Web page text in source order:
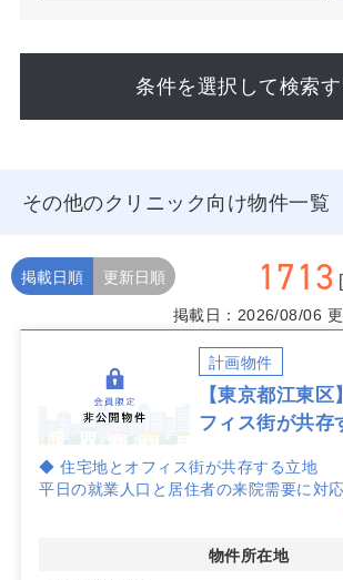
条件を選択して検索す
その他のクリニック向け物件一覧
1713
掲載日順 更新日順
掲載日：2026/08/06
計画物件
【東京都江東
フィス街が共存
◆ 住宅地とオフィス街が共存する立地
平日の就業人口と居住者の来院需要に対
◆ 計画物件だから進めやすい準備
物件所在地